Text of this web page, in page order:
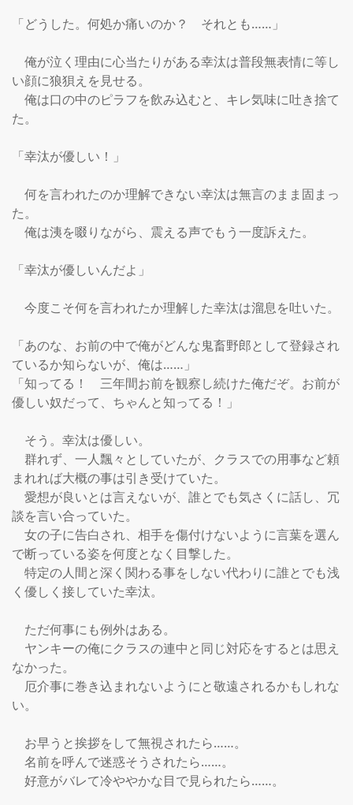
「どうした。何処か痛いのか？　それとも……」
俺が泣く理由に心当たりがある幸汰は普段無表情に等し
い顔に狼狽えを見せる。
俺は口の中のピラフを飲み込むと、キレ気味に吐き捨て
た。
「幸汰が優しい！」
何を言われたのか理解できない幸汰は無言のまま固まっ
た。
俺は洟を啜りながら、震える声でもう一度訴えた。
「幸汰が優しいんだよ」
今度こそ何を言われたか理解した幸汰は溜息を吐いた。
「あのな、お前の中で俺がどんな鬼畜野郎として登録され
ているか知らないが、俺は……」
「知ってる！　三年間お前を観察し続けた俺だぞ。お前が
優しい奴だって、ちゃんと知ってる！」
そう。幸汰は優しい。
群れず、一人飄々としていたが、クラスでの用事など頼
まれれば大概の事は引き受けていた。
愛想が良いとは言えないが、誰とでも気さくに話し、冗
談を言い合っていた。
女の子に告白され、相手を傷付けないように言葉を選ん
で断っている姿を何度となく目撃した。
特定の人間と深く関わる事をしない代わりに誰とでも浅
く優しく接していた幸汰。
ただ何事にも例外はある。
ヤンキーの俺にクラスの連中と同じ対応をするとは思え
なかった。
厄介事に巻き込まれないようにと敬遠されるかもしれな
い。
お早うと挨拶をして無視されたら……。
名前を呼んで迷惑そうされたら……。
好意がバレて冷ややかな目で見られたら……。